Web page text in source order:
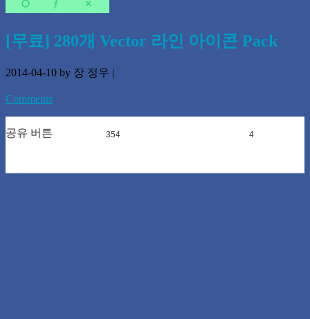
[무료] 280개 Vector 라인 아이콘 Pack
2014-04-10 by 장 정우 |
Comments
공유 버튼 354 4